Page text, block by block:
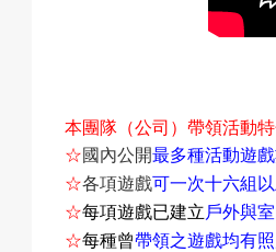
活
動
本團隊（公司）帶領活動特
☆國內公開最多種活動遊
☆各項遊戲可一次十六組
☆每項遊戲已建立戶外與
☆每種曾帶領之遊戲均有